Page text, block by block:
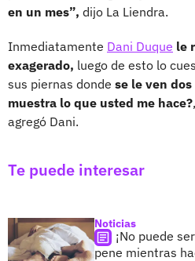
en un mes”, dijo La Liendra.
Inmediatamente Dani Duque le
exagerado, luego de esto lo
sus piernas donde se le ven
muestra lo que usted me hace?
agregó Dani.
Te puede interesar
Noticias
¡No puede
pene mientras